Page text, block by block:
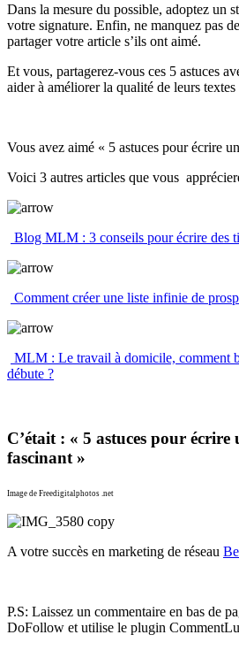
Dans la mesure du possible, adoptez un
votre signature. Enfin, ne manquez pas
partager votre article s’ils ont aimé.
Et vous, partagerez-vous ces 5 astuces
aider à améliorer la qualité de leurs textes
Vous avez aimé « 5 astuces pour écrire
Voici 3 autres articles que vous
Blog MLM : 3 conseils pour écrire des
Comment créer une liste infinie de
MLM : Le travail à domicile, comment
débute ?
C’était : « 5 astuces pour
fascinant »
Image de Freedigitalphotos .net
A votre succès en marketing de réseau
P.S: Laissez un commentaire en bas de
DoFollow et utilise le plugin